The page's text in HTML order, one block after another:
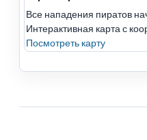
Все нападения пиратов
Интерактивная карта с
Посмотреть карту